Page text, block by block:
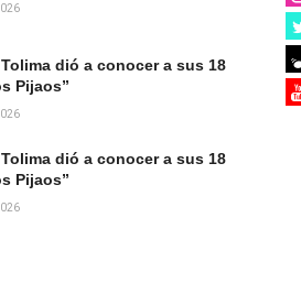
dió a conocer a sus 18
Pijaos”
dió a conocer a sus 18
Pijaos”